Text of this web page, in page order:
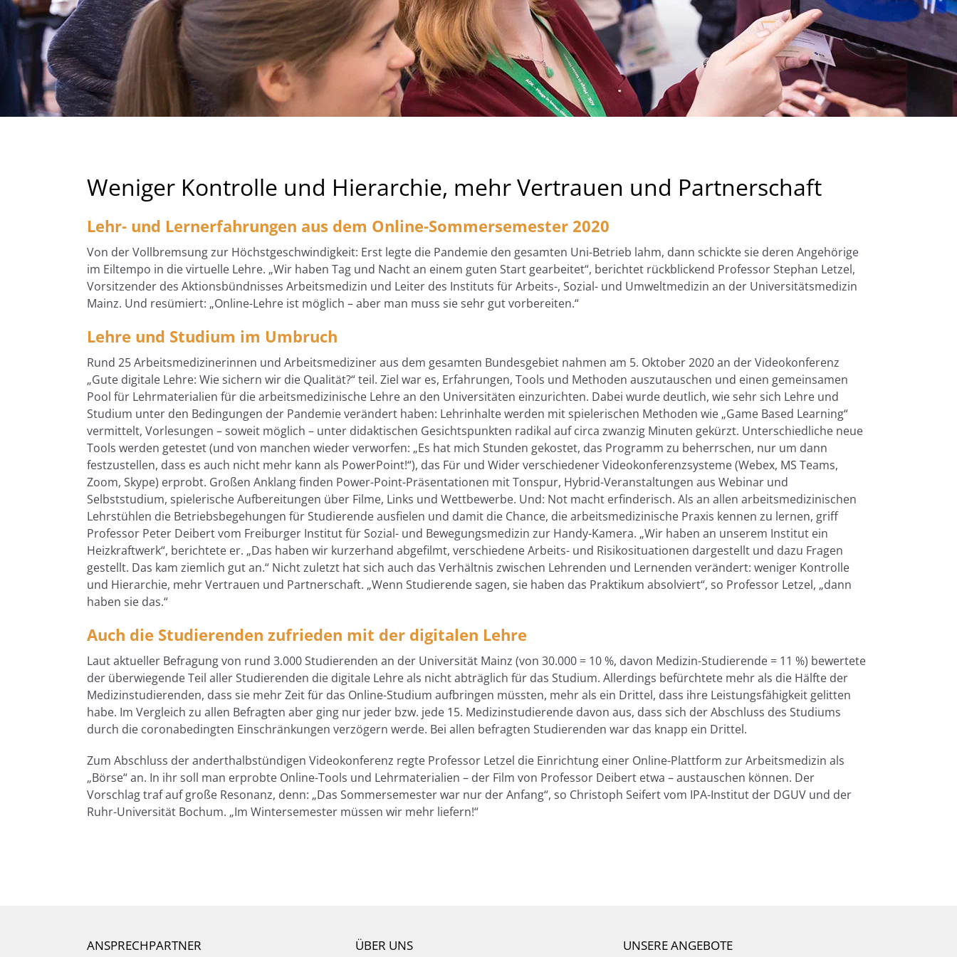
Weniger Kontrolle und Hierarchie, mehr Vertrauen und Partnerschaft
Lehr- und Lernerfahrungen aus dem Online-Sommersemester 2020
Von der Vollbremsung zur Höchstgeschwindigkeit: Erst legte die Pandemie den gesamten Uni-Betrieb lahm, dann schickte sie deren Angehörige
im Eiltempo in die virtuelle Lehre. „Wir haben Tag und Nacht an einem guten Start gearbeitet“, berichtet rückblickend Professor Stephan Letzel,
Vorsitzender des Aktionsbündnisses Arbeitsmedizin und Leiter des Instituts für Arbeits-, Sozial- und Umweltmedizin an der Universitätsmedizin
Mainz. Und resümiert: „Online-Lehre ist möglich – aber man muss sie sehr gut vorbereiten.“
Lehre und Studium im Umbruch
Rund 25 Arbeitsmedizinerinnen und Arbeitsmediziner aus dem gesamten Bundesgebiet nahmen am 5. Oktober 2020 an der Videokonferenz
„Gute digitale Lehre: Wie sichern wir die Qualität?“ teil. Ziel war es, Erfahrungen, Tools und Methoden auszutauschen und einen gemeinsamen
Pool für Lehrmaterialien für die arbeitsmedizinische Lehre an den Universitäten einzurichten. Dabei wurde deutlich, wie sehr sich Lehre und
Studium unter den Bedingungen der Pandemie verändert haben: Lehrinhalte werden mit spielerischen Methoden wie „Game Based Learning“
vermittelt, Vorlesungen – soweit möglich – unter didaktischen Gesichtspunkten radikal auf circa zwanzig Minuten gekürzt. Unterschiedliche neue
Tools werden getestet (und von manchen wieder verworfen: „Es hat mich Stunden gekostet, das Programm zu beherrschen, nur um dann
festzustellen, dass es auch nicht mehr kann als PowerPoint!“), das Für und Wider verschiedener Videokonferenzsysteme (Webex, MS Teams,
Zoom, Skype) erprobt. Großen Anklang finden Power-Point-Präsentationen mit Tonspur, Hybrid-Veranstaltungen aus Webinar und
Selbststudium, spielerische Aufbereitungen über Filme, Links und Wettbewerbe. Und: Not macht erfinderisch. Als an allen arbeitsmedizinischen
Lehrstühlen die Betriebsbegehungen für Studierende ausfielen und damit die Chance, die arbeitsmedizinische Praxis kennen zu lernen, griff
Professor Peter Deibert vom Freiburger Institut für Sozial- und Bewegungsmedizin zur Handy-Kamera. „Wir haben an unserem Institut ein
Heizkraftwerk“, berichtete er. „Das haben wir kurzerhand abgefilmt, verschiedene Arbeits- und Risikosituationen dargestellt und dazu Fragen
gestellt. Das kam ziemlich gut an.“ Nicht zuletzt hat sich auch das Verhältnis zwischen Lehrenden und Lernenden verändert: weniger Kontrolle
und Hierarchie, mehr Vertrauen und Partnerschaft. „Wenn Studierende sagen, sie haben das Praktikum absolviert“, so Professor Letzel, „dann
haben sie das.“
Auch die Studierenden zufrieden mit der digitalen Lehre
Laut aktueller Befragung von rund 3.000 Studierenden an der Universität Mainz (von 30.000 = 10 %, davon Medizin-Studierende = 11 %) bewertete
der überwiegende Teil aller Studierenden die digitale Lehre als nicht abträglich für das Studium. Allerdings befürchtete mehr als die Hälfte der
Medizinstudierenden, dass sie mehr Zeit für das Online-Studium aufbringen müssten, mehr als ein Drittel, dass ihre Leistungsfähigkeit gelitten
habe. Im Vergleich zu allen Befragten aber ging nur jeder bzw. jede 15. Medizinstudierende davon aus, dass sich der Abschluss des Studiums
durch die coronabedingten Einschränkungen verzögern werde. Bei allen befragten Studierenden war das knapp ein Drittel.
Zum Abschluss der anderthalbstündigen Videokonferenz regte Professor Letzel die Einrichtung einer Online-Plattform zur Arbeitsmedizin als
„Börse“ an. In ihr soll man erprobte Online-Tools und Lehrmaterialien – der Film von Professor Deibert etwa – austauschen können. Der
Vorschlag traf auf große Resonanz, denn: „Das Sommersemester war nur der Anfang“, so Christoph Seifert vom IPA-Institut der DGUV und der
Ruhr-Universität Bochum. „Im Wintersemester müssen wir mehr liefern!“
ANSPRECHPARTNER ÜBER UNS UNSERE ANGEBOTE